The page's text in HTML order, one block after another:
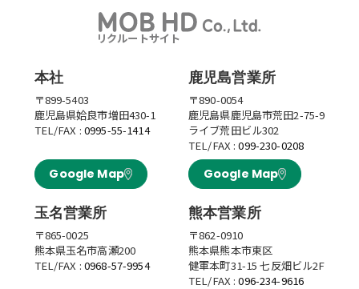
リクルートサイト
本社
〒899-5403
鹿児島県姶良市増田430-1
TEL/FAX : 0995-55-1414
Google Map
鹿児島営業所
〒890-0054
鹿児島県鹿児島市荒田2-75-9
ライブ荒田ビル302
TEL/FAX :099-230-0208
Google Map
玉名営業所
〒865-0025
熊本県玉名市高瀬200
TEL/FAX : 0968-57-9954
熊本営業所
〒862-0910
熊本県熊本市東区
健軍本町31-15 七反畑ビル2F
TEL/FAX :096-234-9616